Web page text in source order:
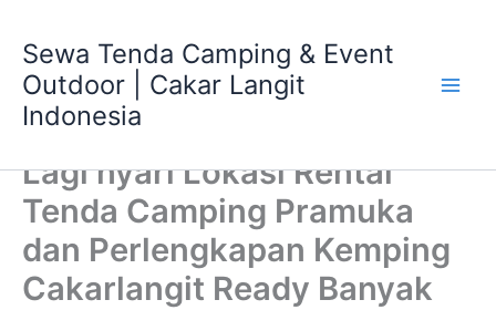
content
Sewa Tenda Camping & Event
Outdoor | Cakar Langit
Indonesia
Lagi nyari Lokasi Rental
Tenda Camping Pramuka
dan Perlengkapan Kemping
Cakarlangit Ready Banyak